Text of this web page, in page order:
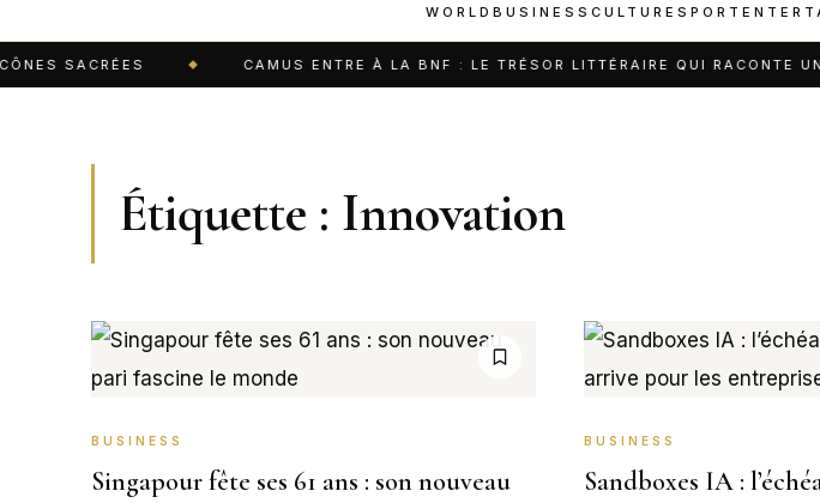
WORLD BUSINESS CULTURE SPORT
CAMUS ENTRE À LA BNF : LE TRÉSOR LITTÉRAIRE QUI RACONTE UN HOMME
Étiquette : Innovation
BUSINESS
Singapour fête ses 61 ans : son nouveau
BUSINESS
Sandboxes IA :